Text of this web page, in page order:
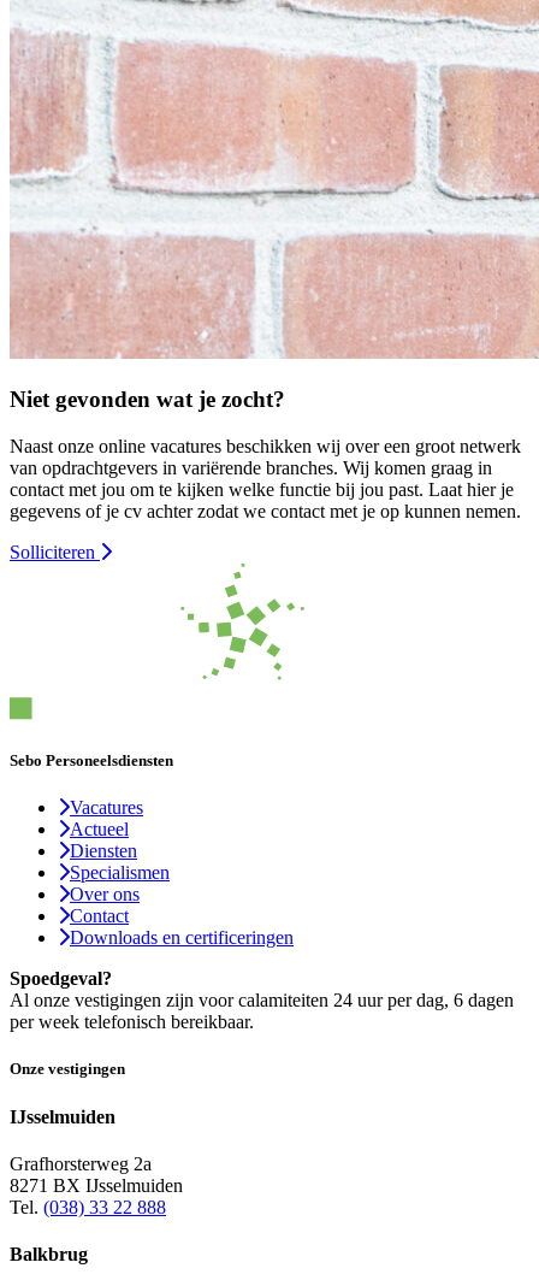
Niet gevonden wat je zocht?
Naast onze online vacatures beschikken wij over een groot netwerk
van opdrachtgevers in variërende branches. Wij komen graag in
contact met jou om te kijken welke functie bij jou past. Laat hier je
gegevens of je cv achter zodat we contact met je op kunnen nemen.
Solliciteren
Sebo Personeelsdiensten
Vacatures
Actueel
Diensten
Specialismen
Over ons
Contact
Downloads en certificeringen
Spoedgeval?
Al onze vestigingen zijn voor calamiteiten 24 uur per dag, 6 dagen
per week telefonisch bereikbaar.
Onze vestigingen
IJsselmuiden
Grafhorsterweg 2a
8271 BX IJsselmuiden
Tel. (038) 33 22 888
Balkbrug